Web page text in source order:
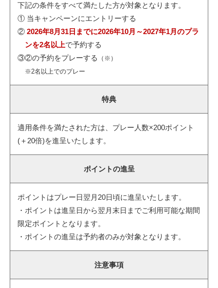
下記の条件をすべて満たした方が対象となります。
① 当キャンペーンにエントリーする
② 2026年8月31日までに2026年10月～2027年1月のプラ
ンを2名以上で予約する
③②の予約をプレーする
（※）
※2名以上でのプレー
特典
適用条件を満たされた方は、プレー人数×200ポイント
(＋20倍)を進呈いたします。
ポイントの進呈
ポイントはプレー日翌月20日頃に進呈いたします。
・ポイントは進呈日から翌月末日までご利用可能な期間
限定ポイントとなります。
・ポイントの進呈は予約者のみが対象となります。
注意事項